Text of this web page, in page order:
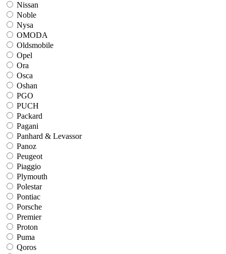
Nissan
Noble
Nysa
OMODA
Oldsmobile
Opel
Ora
Osca
Oshan
PGO
PUCH
Packard
Pagani
Panhard & Levassor
Panoz
Peugeot
Piaggio
Plymouth
Polestar
Pontiac
Porsche
Premier
Proton
Puma
Qoros